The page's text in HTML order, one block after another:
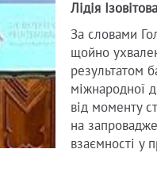
Лідія
За словами
щойно
результатом
міжнародної
від моменту
на
взаємності у